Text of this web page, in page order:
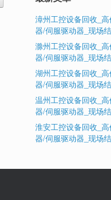
漳州工控设备回收_
器/伺服驱动器_现场
滁州工控设备回收_
器/伺服驱动器_现场
湖州工控设备回收_
器/伺服驱动器_现场
温州工控设备回收_
器/伺服驱动器_现场
淮安工控设备回收_
器/伺服驱动器_现场